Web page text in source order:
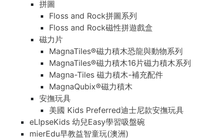
拼圖
Floss and Rock拼圖系列
Floss and Rock磁性拼遊戲盒
磁力片
MagnaTiles®磁力積木恐龍與動物系列
MagnaTiles®磁力積木16片磁力積木系列
Magna-Tiles 磁力積木-補充配件
MagnaQubix®磁力積木
安撫玩具
美國 Kids Preferred迪士尼款安撫玩具
eLIpseKids 幼兒Easy學習吸盤碗
mierEdu早教益智童玩(澳洲)